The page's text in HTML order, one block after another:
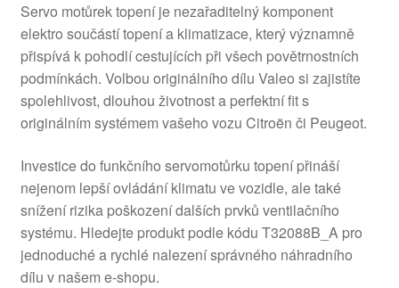
Servo motůrek topení je nezařaditelný komponent
elektro součástí topení a klimatizace, který významně
přispívá k pohodlí cestujících při všech povětrnostních
podmínkách. Volbou originálního dílu Valeo si zajistíte
spolehlivost, dlouhou životnost a perfektní fit s
originálním systémem vašeho vozu Citroën či Peugeot.
Investice do funkčního servomotůrku topení přináší
nejenom lepší ovládání klimatu ve vozidle, ale také
snížení rizika poškození dalších prvků ventilačního
systému. Hledejte produkt podle kódu T32088B_A pro
jednoduché a rychlé nalezení správného náhradního
dílu v našem e-shopu.